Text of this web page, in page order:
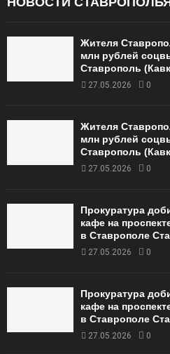
Жителя
млн рублей
Ставрополь
27.05.2026 0
Жителя
млн рублей
Ставрополь
27.05.2026 0
Прокуратура
кафе на
в Ставрополе
27.05.2026 0
Прокуратура
кафе на
в Ставрополе
27.05.2026 0